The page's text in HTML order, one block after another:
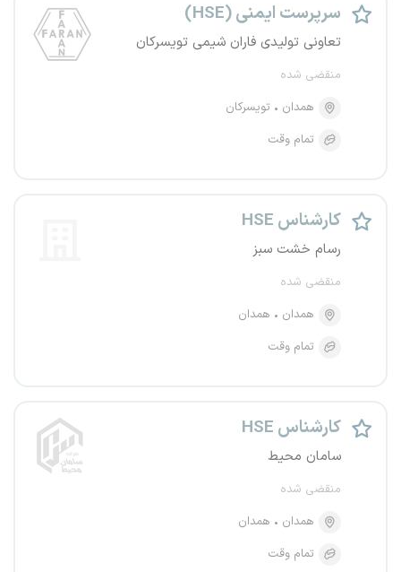
سرپرست ایمنی (HSE)
تعاونی تولیدی فاران شیمی تویسرکان
منقضی شده
همدان
تویسرکان
تمام وقت
کارشناس HSE
رسام خشت سبز
منقضی شده
همدان
همدان
تمام وقت
کارشناس HSE
سامان محیط
منقضی شده
همدان
همدان
تمام وقت